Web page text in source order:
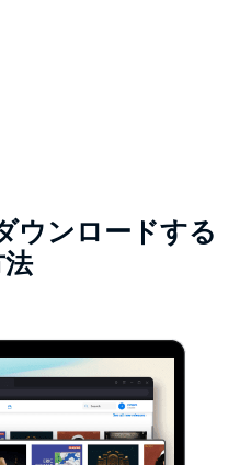
ウンロードする